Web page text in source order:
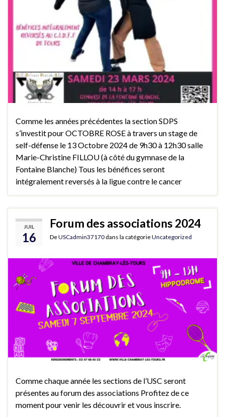
Comme les années précédentes la section SDPS
s’investit pour OCTOBRE ROSE à travers un stage de
self-défense le 13 Octobre 2024 de 9h30 à 12h30 salle
Marie-Christine FILLOU (à côté du gymnase de la
Fontaine Blanche) Tous les bénéfices seront
intégralement reversés à la ligue contre le cancer
JUIL
16
Forum des associations 2024
DeUSCadmin37170 dans la catégorieUncategorized
Comme chaque année les sections de l’USC seront
présentes au forum des associations Profitez de ce
moment pour venir les découvrir et vous inscrire.